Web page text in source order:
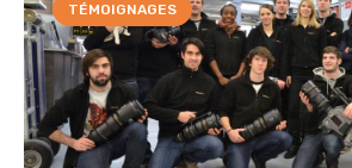
TÉMOIGNAGES